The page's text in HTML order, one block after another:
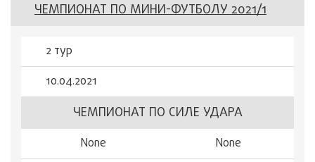
ЧЕМПИОНАТ ПО МИНИ-ФУТБОЛУ 2021/1
2 тур
10.04.2021
ЧЕМПИОНАТ ПО СИЛЕ УДАРА
None
None